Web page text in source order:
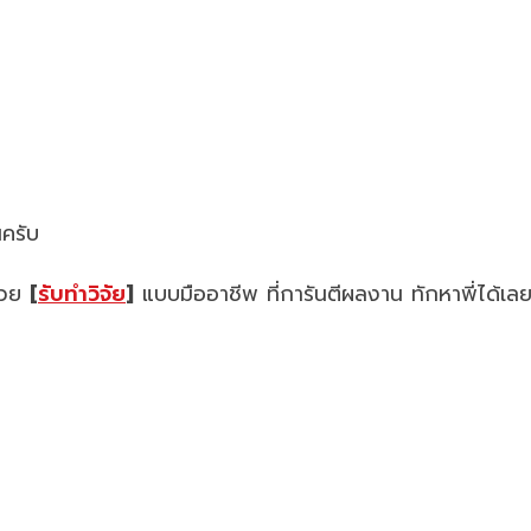
รับ
ย [รับทำวิจัย] แบบมืออาชีพ ที่การันตีผลงาน ทักหาพี่ได้เล